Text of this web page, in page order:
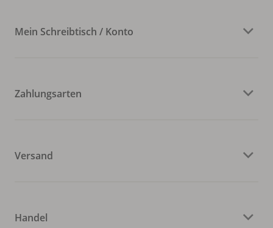
Mein Schreibtisch / Konto
Zahlungsarten
Versand
Handel